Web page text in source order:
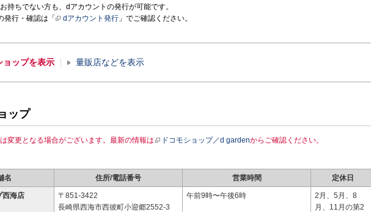
持ちでない方も、dアカウントの発行が可能です。
発行・確認は「
dアカウント発行 」でご確認ください。
ョップを表示 量販店などを表示
ップ
変更となる場合がございます。最新の情報は ドコモショップ／d gardenからご確認ください。
名 住所/電話番号 営業時間 定休日
西海店
〒851-3422
長崎県西海市西彼町小迎郷2552-3
午前9時〜午後6時
2月、5月、8
月、11月の第2